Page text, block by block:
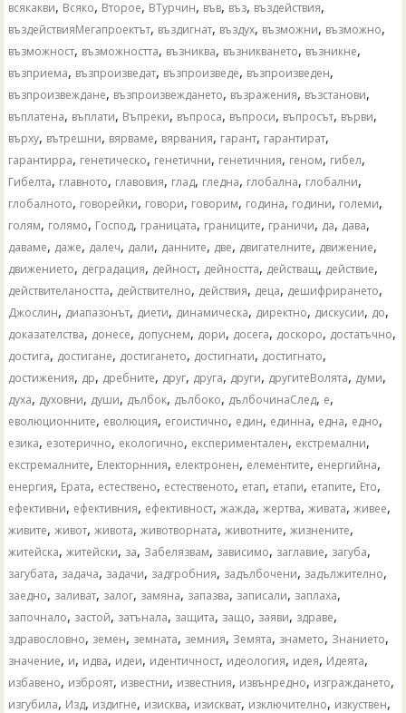
всякакви, Всяко, Второе, ВТурчин, във, въз, въздействия,
въздействияМегапроектът, въздигнат, въздух, възможни, възможно,
възможност, възможността, възниква, възникването, възникне,
възприема, възпроизведат, възпроизведе, възпроизведен,
възпроизвеждане, възпроизвеждането, възражения, възстанови,
въплатена, въплати, Въпреки, въпроса, въпроси, въпросът, върви,
върху, вътрешни, вярваме, вярвания, гарант, гарантират,
гарантирра, генетическо, генетични, генетичния, геном, гибел,
Гибелта, главното, главовия, глад, гледна, глобална, глобални,
глобалното, говорейки, говори, говорим, година, години, големи,
голям, голямо, Господ, границата, границите, граничи, да, дава,
даваме, даже, далеч, дали, данните, две, двигателните, движение,
движението, деградация, дейност, дейността, действащ, действие,
действителаността, действително, действия, деца, дешифрирането,
Джослин, диапазонът, диети, динамическа, директно, дискусии, до,
доказателства, донесе, допуснем, дори, досега, доскоро, достатъчно,
достига, достигане, достигането, достигнати, достигнато,
достижения, др, дребните, друг, друга, други, другитеВолята, думи,
духа, духовни, души, дълбок, дълбоко, дълбочинаСлед, е,
еволюционните, еволюция, егоистично, един, единна, една, едно,
езика, езотерично, екологично, експериментален, екстремални,
екстремалните, Електорнния, електронен, елементите, енергийна,
енергия, Ерата, естествено, естественото, етап, етапи, етапите, Ето,
ефективни, ефективния, ефективност,жажда,жертва,живата,живее,
живите,живот,живота,животворната,животните,жизнените,
житейска,житейски, за, Забелязвам, зависимо, заглавие, загуба,
загубата, задача, задачи, задгробния, задълбочени, задължително,
заедно, заливат, залог, замяна, запазва, записали, заплаха,
започнало, застой, затънала, защита, защо, заяви, здраве,
здравословно, земен, земната, земния, Земята, знамето, Знанието,
значение, и, идва, идеи, идентичност, идеология, идея, Идеята,
избавено, изброят, известни, известния, извънредно, изграждането,
изгубила, Изд, издигне, изисква, изискват, изключително, изкуствен,